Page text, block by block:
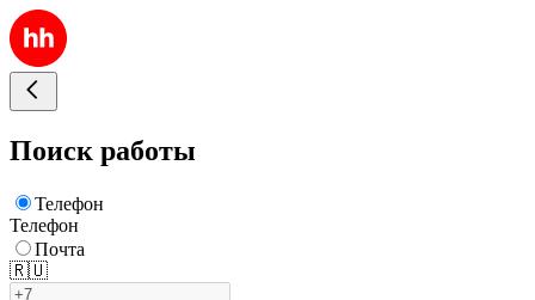
Поиск работы
Телефон
Телефон
Почта
🇷🇺